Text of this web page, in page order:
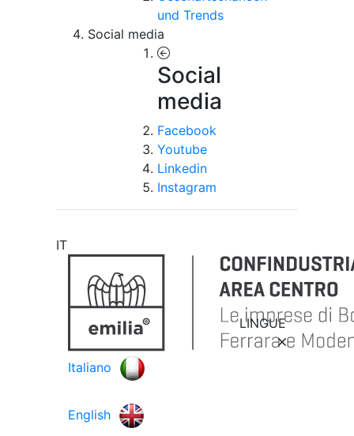
und Trends
Social media
Social
media
Facebook
Youtube
Linkedin
Instagram
IT
LINGUE
Italiano
English